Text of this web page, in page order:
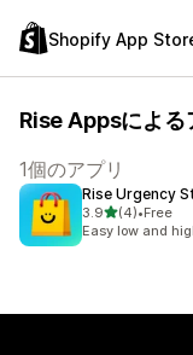
Shopify App
Rise Appsによる
1個のアプリ
Rise Urgency
3.95つ星中
(4)
合計レビュー数：4
•Free
Easy low and